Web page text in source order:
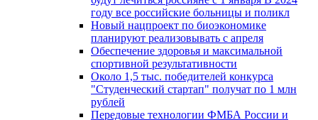
году все российские больницы и поликл
Новый нацпроект по биоэкономике
планируют реализовывать с апреля
Обеспечение здоровья и максимальной
спортивной результативности
Около 1,5 тыс. победителей конкурса
"Студенческий стартап" получат по 1 млн
рублей
Передовые технологии ФМБА России и